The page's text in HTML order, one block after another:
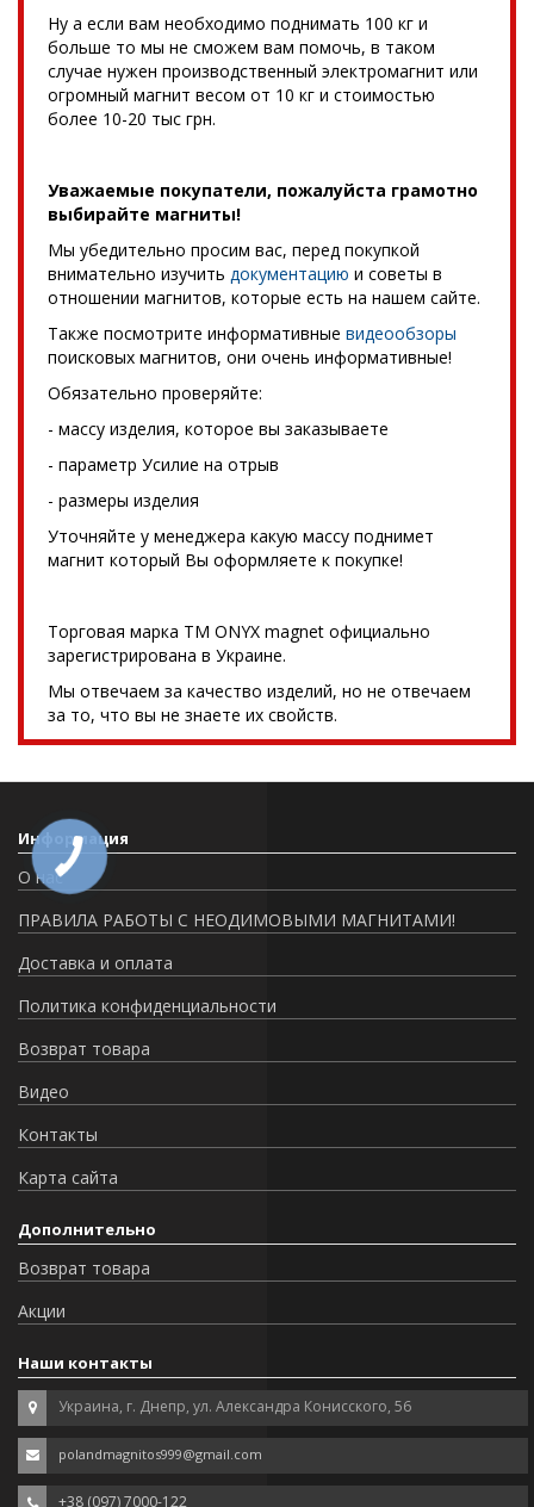
Ну а если вам необходимо поднимать 100 кг и
больше то мы не сможем вам помочь, в таком
случае нужен производственный электромагнит или
огромный магнит весом от 10 кг и стоимостью
более 10-20 тыс грн.
Уважаемые покупатели, пожалуйста грамотно
выбирайте магниты!
Мы убедительно просим вас, перед покупкой
внимательно изучить документацию и советы в
отношении магнитов, которые есть на нашем сайте.
Также посмотрите информативные видеообзоры
поисковых магнитов, они очень информативные!
Обязательно проверяйте:
- массу изделия, которое вы заказываете
- параметр Усилие на отрыв
- размеры изделия
Уточняйте у менеджера какую массу поднимет
магнит который Вы оформляете к покупке!
Торговая марка TM ONYX magnet официально
зарегистрирована в Украине.
Мы отвечаем за качество изделий, но не отвечаем
за то, что вы не знаете их свойств.
Информация
О нас
ПРАВИЛА РАБОТЫ С НЕОДИМОВЫМИ МАГНИТАМИ!
Доставка и оплата
Политика конфиденциальности
Возврат товара
Видео
Контакты
Карта сайта
Дополнительно
Возврат товара
Акции
Наши контакты
Украина, г. Днепр, ул. Александра Конисского, 56
polandmagnitos999@gmail.com
+38 (097) 7000-122